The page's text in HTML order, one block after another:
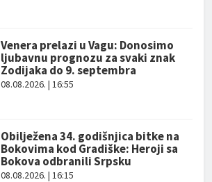
Venera prelazi u Vagu: Donosimo
ljubavnu prognozu za svaki znak
Zodijaka do 9. septembra
08.08.2026. | 16:55
Obilježena 34. godišnjica bitke na
Bokovima kod Gradiške: Heroji sa
Bokova odbranili Srpsku
08.08.2026. | 16:15